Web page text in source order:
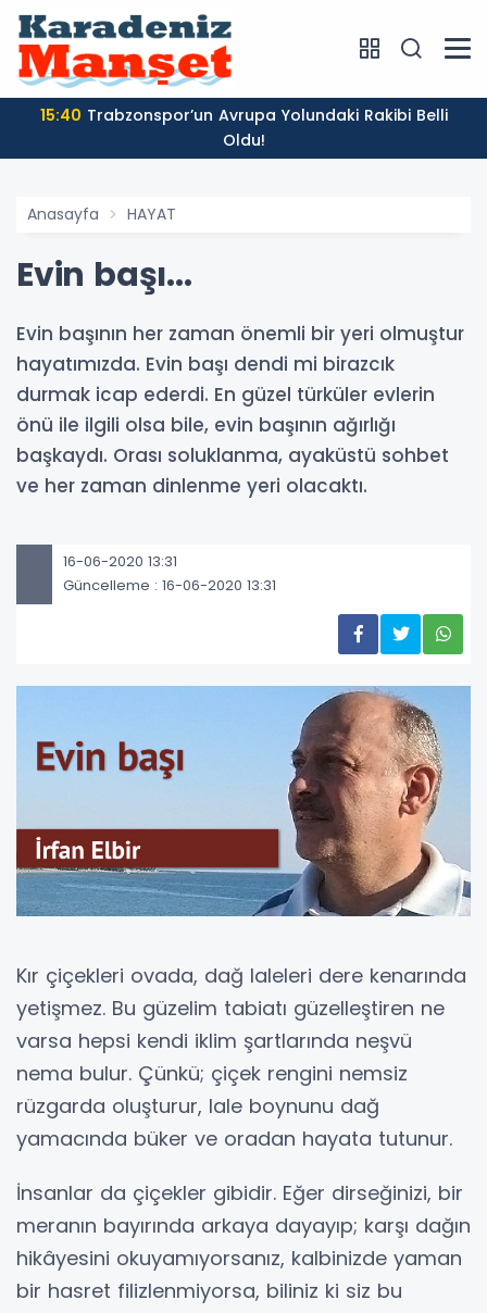
15:40
Oldu!
Anasayfa HAYAT
Evin başı...
Evin başının her zaman önemli bir yeri olmuştur
hayatımızda. Evin başı dendi mi birazcık
durmak icap ederdi. En güzel türküler evlerin
önü ile ilgili olsa bile, evin başının ağırlığı
başkaydı. Orası soluklanma, ayaküstü sohbet
ve her zaman dinlenme yeri olacaktı.
16-06-2020 13:31
Güncelleme : 16-06-2020 13:31
Kır çiçekleri ovada, dağ laleleri dere kenarında
yetişmez. Bu güzelim tabiatı güzelleştiren ne
varsa hepsi kendi iklim şartlarında neşvü
nema bulur. Çünkü; çiçek rengini nemsiz
rüzgarda oluşturur, lale boynunu dağ
yamacında büker ve oradan hayata tutunur.
İnsanlar da çiçekler gibidir. Eğer dirseğinizi, bir
meranın bayırında arkaya dayayıp; karşı dağın
hikâyesini okuyamıyorsanız, kalbinizde yaman
bir hasret filizlenmiyorsa, biliniz ki siz bu